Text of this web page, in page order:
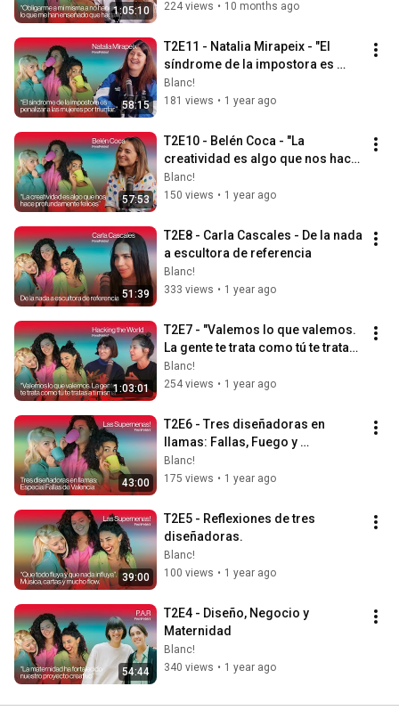
1:05:10
224 views • 10 months ago
58:15
T2E11 - Natalia Mirapeix - "El
síndrome de la impostora es
penalizar a las mujeres por
triunfar"
Blanc!
181 views • 1 year ago
57:53
T2E10 - Belén Coca - "La
creatividad es algo que nos hace
profundamente felices’"
Blanc!
150 views • 1 year ago
51:39
T2E8 - Carla Cascales - De la nada
a escultora de referencia
Blanc!
333 views • 1 year ago
1:03:01
T2E7 - "Valemos lo que valemos.
La gente te trata como tú te tratas
a ti misma"
Blanc!
254 views • 1 year ago
43:00
T2E6 - Tres diseñadoras en
llamas: Fallas, Fuego y
Feminismo
Blanc!
175 views • 1 year ago
39:00
T2E5 - Reflexiones de tres
diseñadoras.
Blanc!
100 views • 1 year ago
54:44
T2E4 - Diseño, Negocio y
Maternidad
Blanc!
340 views • 1 year ago